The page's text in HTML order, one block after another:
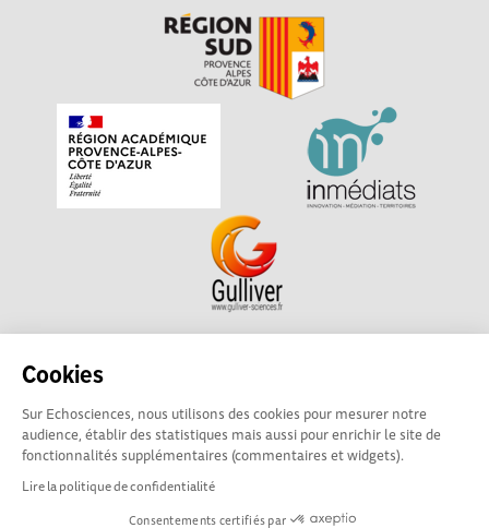
Cookies
Sur Echosciences, nous utilisons des cookies pour mesurer notre
audience, établir des statistiques mais aussi pour enrichir le site de
fonctionnalités supplémentaires (commentaires et widgets).
Lire la politique de confidentialité
Consentements certifiés par
Echosciences Sud Provence-Alpes-Côte d'Azur est à
académique pour la Recherche et l'Innovation Provence-
Alpes-Côte d'Azur. La plateforme est mise en oeuvre pour
vous parGulliver